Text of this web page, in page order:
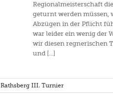
Regionalmeisterschaft
geturnt werden müssen,
Abzügen in der Pflicht
war leider ein wenig der
wir diesen regnerischen
und [...]
Rathsberg III, Turnier